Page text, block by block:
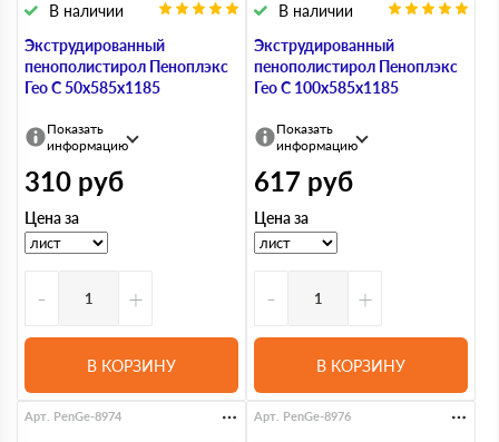
Экструдированный
пенополистирол Пеноплэкс
Гео С 50х585х1185
В наличии
Показать
информацию
310 руб
Цена за
- +
В КОРЗИНУ
Экструдированный
пенополистирол Пеноплэкс
Гео С 100х585х1185
В наличии
Показать
информацию
617 руб
Цена за
- +
В КОРЗИНУ
Арт. PenGe-8974 Арт. PenGe-8976